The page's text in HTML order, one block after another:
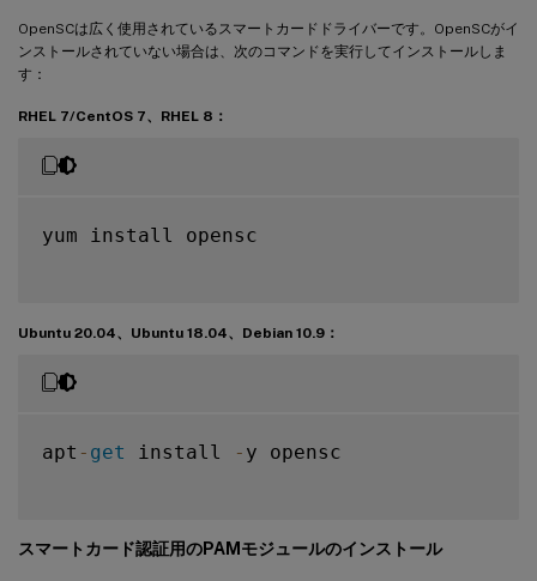
OpenSCは広く使用されているスマートカードドライバーです。OpenSCがイ
ンストールされていない場合は、次のコマンドを実行してインストールしま
す：
RHEL 7/CentOS 7、RHEL 8：
yum install opensc
Ubuntu 20.04、Ubuntu 18.04、Debian 10.9：
apt - get install - y opensc
スマートカード認証用のPAMモジュールのインストール